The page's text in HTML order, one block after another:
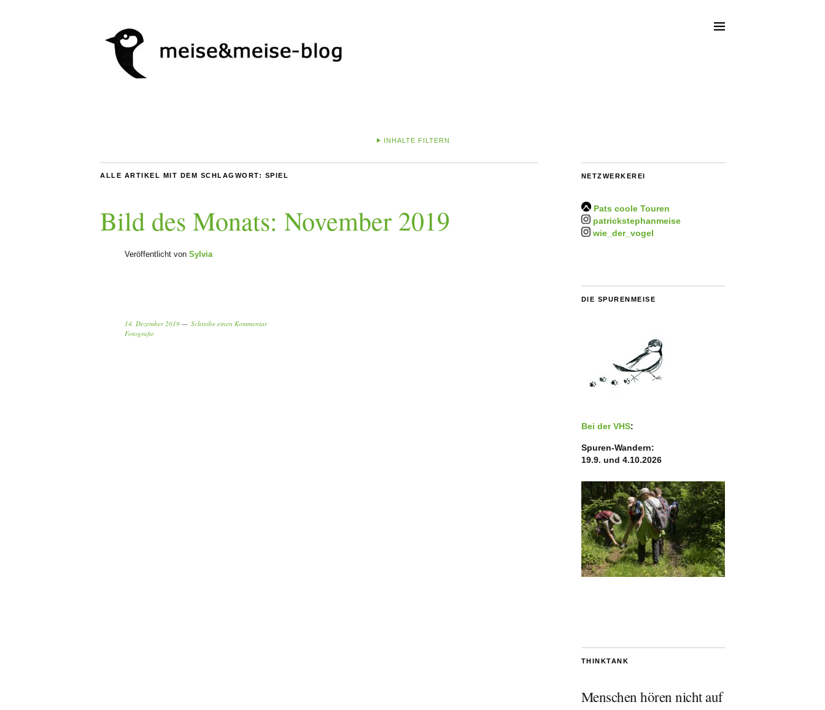
INHALTE FILTERN
ALLE ARTIKEL MIT DEM SCHLAGWORT: SPIEL
Bild des Monats: November 2019
Veröffentlicht von Sylvia
14. Dezember 2019
Schreibe einen Kommentar
Fotografie
NETZWERKEREI
Pats coole Touren
patrickstephanmeise
wie_der_vogel
DIE SPURENMEISE
Bei der VHS:
Spuren-Wandern:
19.9. und 4.10.2026
THINKTANK
Menschen hören nicht auf